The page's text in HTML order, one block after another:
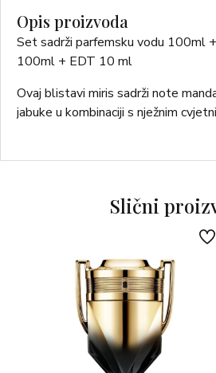
Opis proizvoda
Set sadrži parfemsku vodu 100ml
100ml + EDT 10 ml
Ovaj blistavi miris sadrži note
jabuke u kombinaciji s nježnim
Slični